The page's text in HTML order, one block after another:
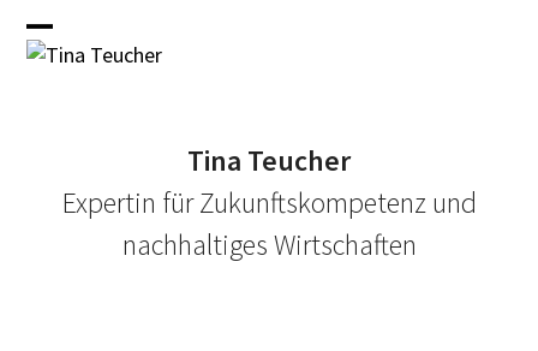
Open
Close
Tina Teucher
Expertin für Zukunftskompetenz und
nachhaltiges Wirtschaften